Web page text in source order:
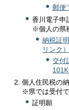
郵便
香川電子申
※個人の県
納税証
リンク）
交付
個人住民税の
※県では受付
証明願